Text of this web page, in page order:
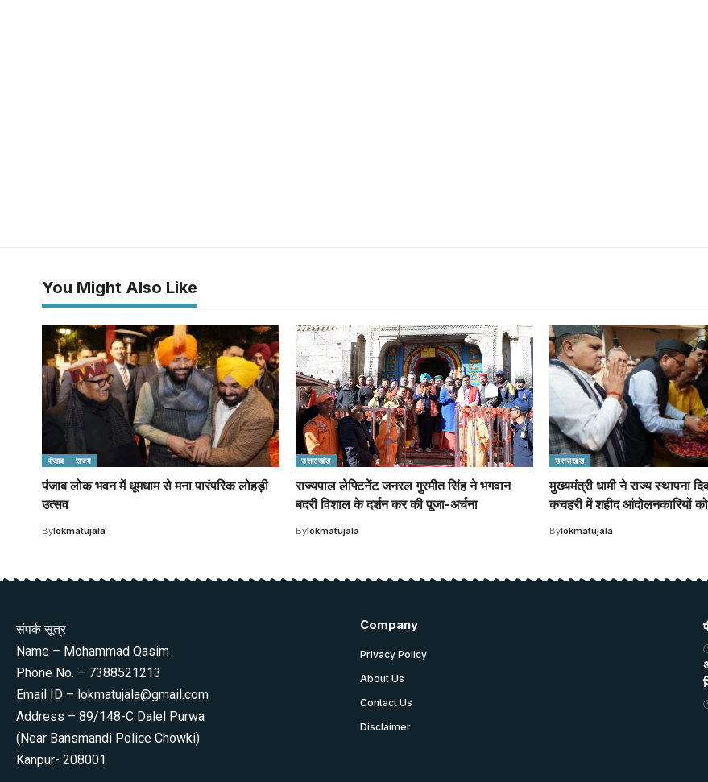
You Might Also Like
पंजाब राज्य
पंजाब लोक भवन में धूमधाम से मना पारंपरिक लोहड़ी
उत्सव
Bylokmatujala
उत्तराखंड
राज्यपाल लेफ्टिनेंट जनरल गुरमीत सिंह ने भगवान
बदरी विशाल के दर्शन कर की पूजा-अर्चना
Bylokmatujala
उत्तराखंड
मुख्यमंत्री धामी ने राज्य स्थापना
कचहरी में शहीद आंदोलनकारियों को
Bylokmatujala
संपर्क सूत्र
Name – Mohammad Qasim
Phone No. – 7388521213
Email ID – lokmatujala@gmail.com
Address – 89/148-C Dalel Purwa
(Near Bansmandi Police Chowki)
Kanpur- 208001
Company
Privacy Policy
About Us
Contact Us
Disclaimer